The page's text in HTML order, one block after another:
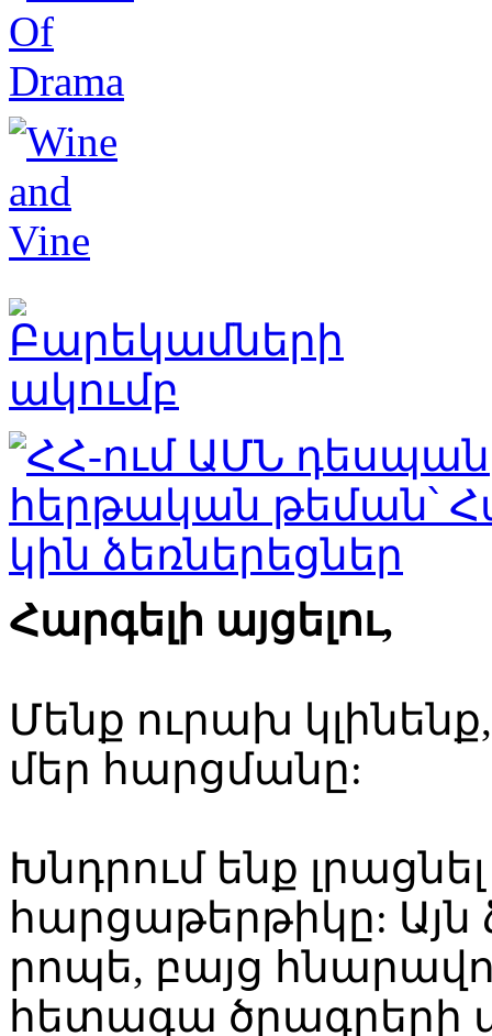
Հարգելի այցելու,
Մենք ուրախ
մեր հարցմանը:
Խնդրում ենք
հարցաթերթիկը:
րոպե, բայց
հետագա ծրագրերի